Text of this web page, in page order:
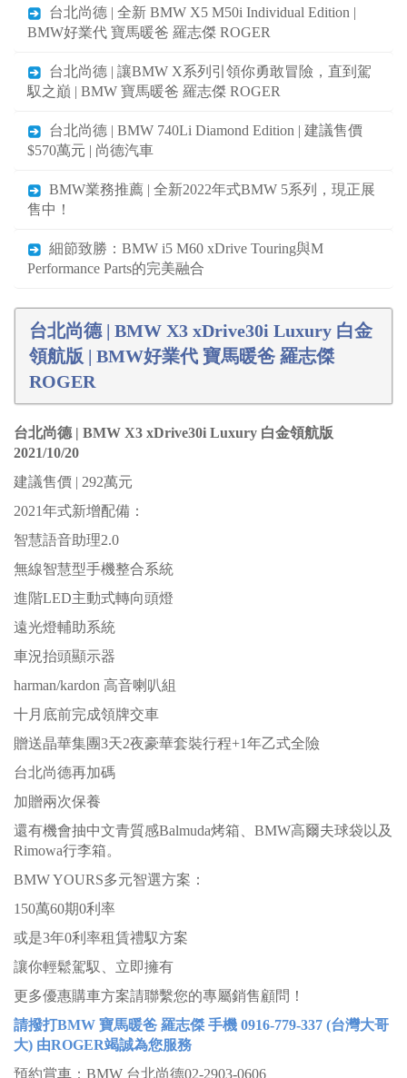
台北尚德 | 全新 BMW X5 M50i Individual Edition |
BMW好業代 寶馬暖爸 羅志傑 ROGER
台北尚德 | 讓BMW X系列引領你勇敢冒險，直到駕
馭之巔 | BMW 寶馬暖爸 羅志傑 ROGER
台北尚德 | BMW 740Li Diamond Edition | 建議售價
$570萬元 | 尚德汽車
BMW業務推薦 | 全新2022年式BMW 5系列，現正展
售中！
細節致勝：BMW i5 M60 xDrive Touring與M
Performance Parts的完美融合
台北尚德 | BMW X3 xDrive30i Luxury 白金
領航版 | BMW好業代 寶馬暖爸 羅志傑
ROGER
台北尚德 | BMW X3 xDrive30i Luxury 白金領航版
2021/10/20
建議售價 | 292萬元
2021年式新增配備：
智慧語音助理2.0
無線智慧型手機整合系統
進階LED主動式轉向頭燈
遠光燈輔助系統
車況抬頭顯示器
harman/kardon 高音喇叭組
十月底前完成領牌交車
贈送晶華集團3天2夜豪華套裝行程+1年乙式全險
台北尚德再加碼
加贈兩次保養
還有機會抽中文青質感Balmuda烤箱、BMW高爾夫球袋以及
Rimowa行李箱。
BMW YOURS多元智選方案：
150萬60期0利率
或是3年0利率租賃禮馭方案
讓你輕鬆駕馭、立即擁有
更多優惠購車方案請聯繫您的專屬銷售顧問！
請撥打BMW 寶馬暖爸 羅志傑 手機 0916-779-337 (台灣大哥
大) 由ROGER竭誠為您服務
預約賞車：BMW 台北尚德02-2903-0606